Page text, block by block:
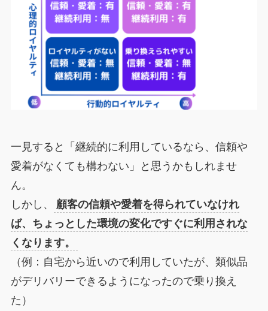
一見すると「継続的に利用しているなら、信頼や
愛着がなくても構わない」と思うかもしれませ
ん。
しかし、
顧客の信頼や愛着を得られていなけれ
ば、ちょっとした環境の変化ですぐに利用されな
くなります。
（例：自宅から近いので利用していたが、類似品
がデリバリーできるようになったので乗り換え
た）